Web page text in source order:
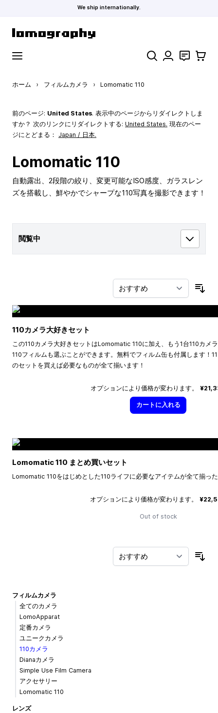
We ship internationally.
検索 お問い合わ
カート
ホーム › フィルムカメラ › Lomomatic 110
前のページ: United States. 表示中のページからリダイレクトしま
すか？ 次のリンクにリダイレクトする: United States. 現在のペー
ジにとどまる： Japan / 日本.
Lomomatic 110
自動露出、2段階の絞り、変更可能なISO感度、ガラスレン
ズを搭載し、鮮やかでシャープな110写真を撮影できます！
閲覧中
110カメラ大好きセット
この110カメラ大好きセットはLomomatic 110に加え、もう1台110カメ
110フィルムも選ぶことができます。無料でフィルム缶も付属します！
のセットを買えば必要なものが全て揃います！
オプションにより価格が変わります。
カートに入れる
Lomomatic 110 まとめ買いセット
Lomomatic 110をはじめとした110ライフに必要なアイテムが全て揃っ
オプションにより価格が変わります。
Out of stock
フィルムカメラ
全てのカメラ
LomoApparat
定番カメラ
ユニークカメラ
110カメラ
Dianaカメラ
Simple Use Film Camera
アクセサリー
Lomomatic 110
レンズ